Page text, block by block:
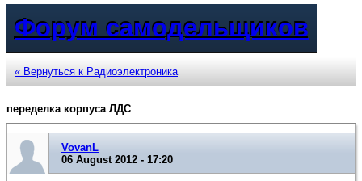
Форум самодельщиков
« Вернуться к Радиоэлектроника
переделка корпуса ЛДС
VovanL
06 August 2012 - 17:20